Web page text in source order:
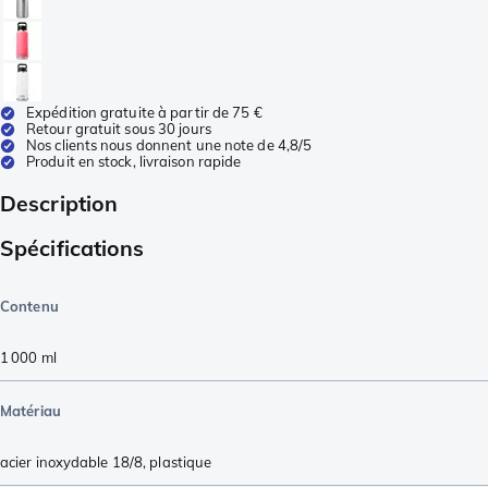
Expédition gratuite à partir de 75 €
Retour gratuit sous 30 jours
Nos clients nous donnent une note de 4,8/5
Produit en stock, livraison rapide
Description
Spécifications
Contenu
1 000 ml
Matériau
acier inoxydable 18/8, plastique